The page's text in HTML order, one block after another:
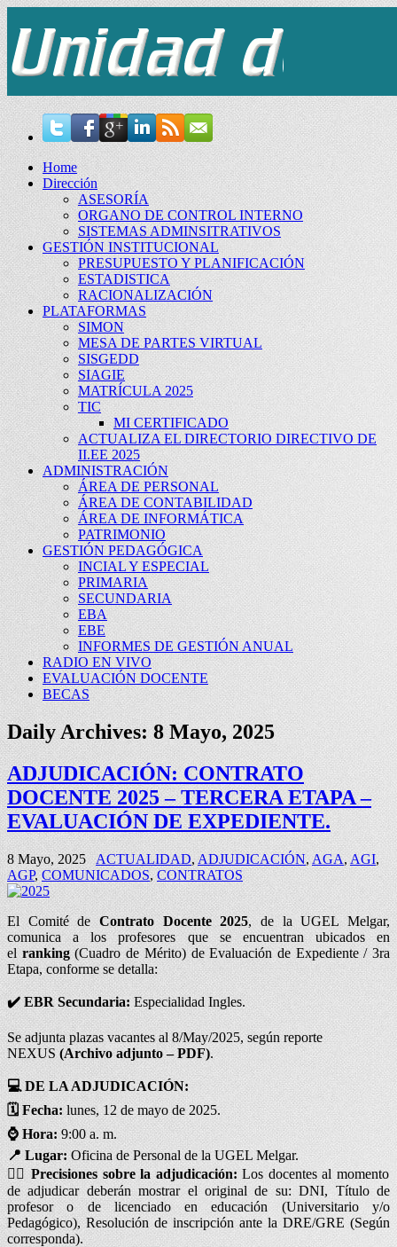
Home
Dirección
ASESORÍA
ORGANO DE CONTROL INTERNO
SISTEMAS ADMINSITRATIVOS
GESTIÓN INSTITUCIONAL
PRESUPUESTO Y PLANIFICACIÓN
ESTADISTICA
RACIONALIZACIÓN
PLATAFORMAS
SIMON
MESA DE PARTES VIRTUAL
SISGEDD
SIAGIE
MATRÍCULA 2025
TIC
MI CERTIFICADO
ACTUALIZA EL DIRECTORIO DIRECTIVO DE
II.EE 2025
ADMINISTRACIÓN
ÁREA DE PERSONAL
ÁREA DE CONTABILIDAD
ÁREA DE INFORMÁTICA
PATRIMONIO
GESTIÓN PEDAGÓGICA
INCIAL Y ESPECIAL
PRIMARIA
SECUNDARIA
EBA
EBE
INFORMES DE GESTIÓN ANUAL
RADIO EN VIVO
EVALUACIÓN DOCENTE
BECAS
Daily Archives:8 Mayo, 2025
ADJUDICACIÓN: CONTRATO
DOCENTE 2025 – TERCERA ETAPA –
EVALUACIÓN DE EXPEDIENTE.
8 Mayo, 2025 ACTUALIDAD, ADJUDICACIÓN, AGA,AGI,
AGP,COMUNICADOS,CONTRATOS
El Comité deContrato Docente 2025, de la UGEL Melgar,
comunica a los profesores que se encuentran ubicados en
elranking(Cuadro de Mérito) de Evaluación de Expediente / 3ra
Etapa, conforme se detalla:
✔️ EBR Secundaria:Especialidad Ingles.
Se adjunta plazas vacantes al 8/May/2025, según reporte
NEXUS(Archivo adjunto – PDF).
💻 DE LA ADJUDICACIÓN:
🗓️ Fecha: lunes, 12 de mayo de 2025.
⌚ Hora: 9:00 a. m.
📍 Lugar:Oficina de Personal de la UGEL Melgar.
✍🏻 Precisiones sobre la adjudicación: Los docentes al momento
de adjudicar deberán mostrar el original de su: DNI, Título de
profesor o de licenciado en educación (Universitario y/o
Pedagógico), Resolución de inscripción ante la DRE/GRE (Según
corresponda).